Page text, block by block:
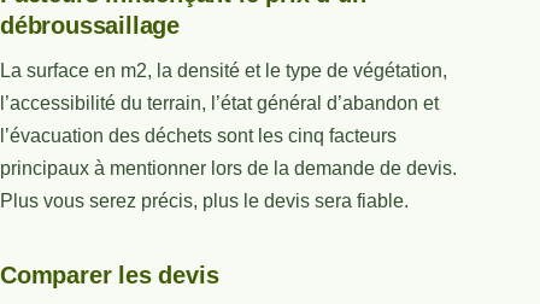
débroussaillage
La surface en m2, la densité et le type de végétation,
l’accessibilité du terrain, l’état général d’abandon et
l’évacuation des déchets sont les cinq facteurs
principaux à mentionner lors de la demande de devis.
Plus vous serez précis, plus le devis sera fiable.
Comparer les devis